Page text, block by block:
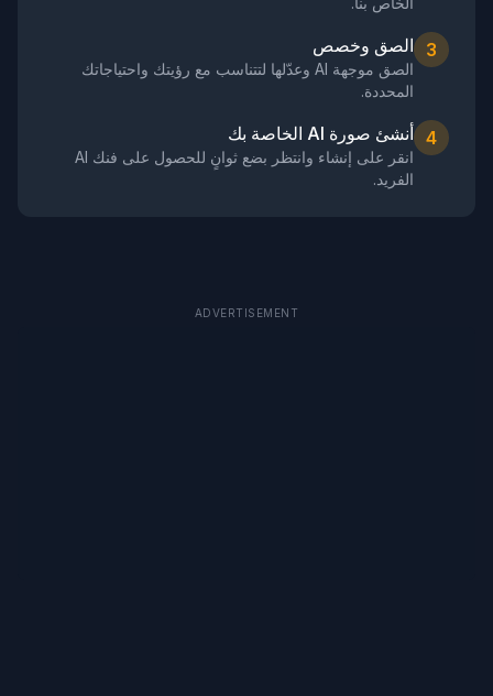
3 الصق وخصص
الصق موجهة AI وعدّلها لتتناسب مع رؤيتك واحتياجاتك
المحددة.
4 أنشئ صورة AI الخاصة بك
انقر على إنشاء وانتظر بضع ثوانٍ للحصول على فنك AI
الفريد.
ADVERTISEMENT